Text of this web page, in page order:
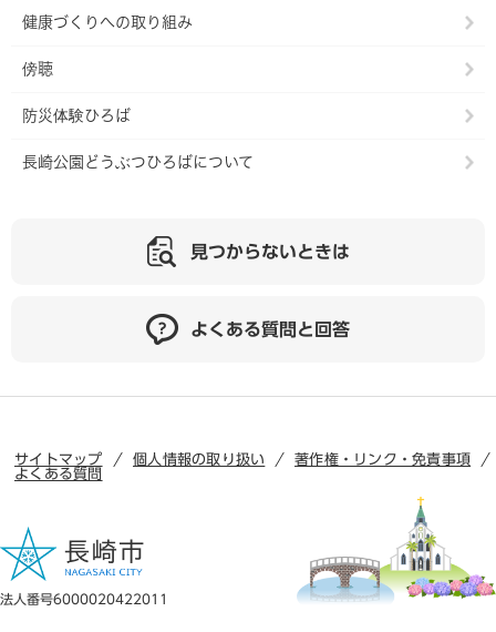
健康づくりへの取り組み
傍聴
防災体験ひろば
長崎公園どうぶつひろばについて
見つからないときは
よくある質問と回答
サイトマップ 個人情報の取り扱い
著作権・リンク・免責事項
よくある質問
法人番号6000020422011